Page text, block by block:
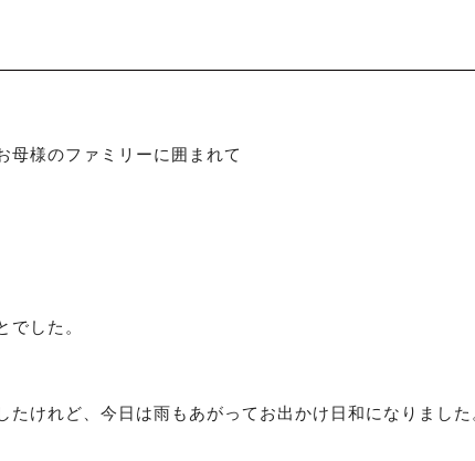
母様のファミリーに囲まれて
でした。
けれど、今日は雨もあがってお出かけ日和になりました